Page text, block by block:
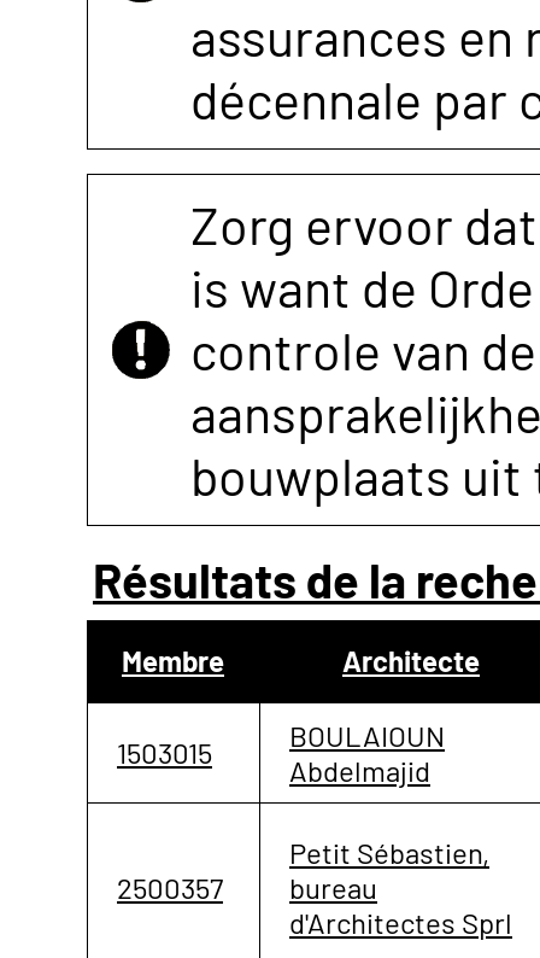
assurances
décennale par
Zorg ervoor
is want de
controle van
bouwplaats uit
Résultats de la
Membre Architecte
1503015
BOULAIOUN
Abdelmajid
2500357
Petit Sébastien,
bureau
d'Architectes Sprl